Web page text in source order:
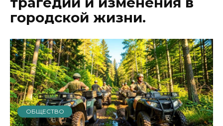
городской жизни.
ОБЩЕСТВО